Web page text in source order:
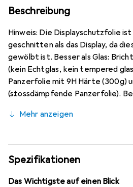
Beschreibung
Hinweis: Die Displayschutzfolie
geschnitten als das Display, da
gewölbt ist. Besser als Glas:
(kein Echtglas, kein tempered
Panzerfolie mit 9H Härte (300g)
(stossdämpfende Panzerfolie).
(siehe Fotos), blasenfrei und
unsichtbar), ca. 0,2 mm dünn,
Fingerprint Beschichtung. 10
Markenprodukt made in Germany.
Mehr anzeigen
Spezifikationen
Das Wichtigste auf einen Blick